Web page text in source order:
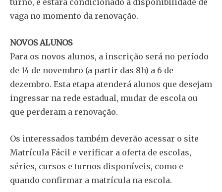
turno, e estará condicionado à disponibilidade de
vaga no momento da renovação.
NOVOS ALUNOS
Para os novos alunos, a inscrição será no período
de 14 de novembro (a partir das 8h) a 6 de
dezembro. Esta etapa atenderá alunos que desejam
ingressar na rede estadual, mudar de escola ou
que perderam a renovação.
Os interessados também deverão acessar o site
Matrícula Fácil e verificar a oferta de escolas,
séries, cursos e turnos disponíveis, como e
quando confirmar a matrícula na escola.